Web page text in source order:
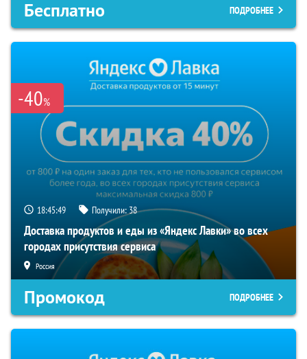
Бесплатно ПОДРОБНЕЕ
-40%
18:45:49 Получили:38
Доставка продуктов и еды из «Яндекс Лавки» во всех
городах присутствия сервиса
Россия
Промокод ПОДРОБНЕЕ